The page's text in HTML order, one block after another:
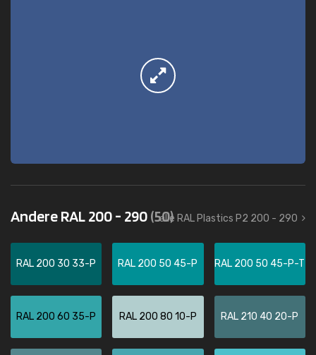
Andere RAL 200 - 290(50)
alle RAL Plastics P2 200 - 290
RAL 200 30 33-P RAL 200 50 45-P RAL 200 50 45-P-T
RAL 200 60 35-P RAL 200 80 10-P RAL 210 40 20-P